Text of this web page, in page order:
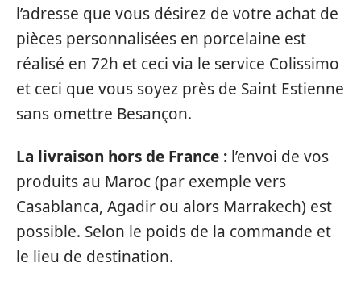
l’adresse que vous désirez de votre achat de
pièces personnalisées en porcelaine est
réalisé en 72h et ceci via le service Colissimo
et ceci que vous soyez près de Saint Estienne
sans omettre Besançon.
La livraison hors de France : l’envoi de vos
produits au Maroc (par exemple vers
Casablanca, Agadir ou alors Marrakech) est
possible. Selon le poids de la commande et
le lieu de destination.